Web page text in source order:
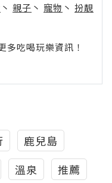
丶 親子 丶 寵物 丶 扮靚
吃喝玩樂資訊！
鹿兒島
溫泉 推薦